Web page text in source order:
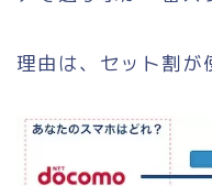
理由は、セット割が